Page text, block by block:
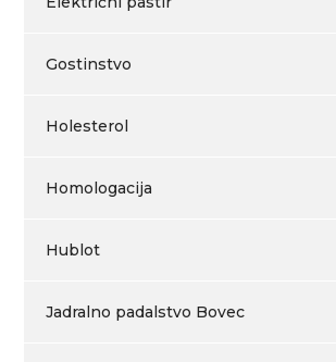
Gostinstvo
Holesterol
Homologacija
Hublot
Jadralno padalstvo Bovec